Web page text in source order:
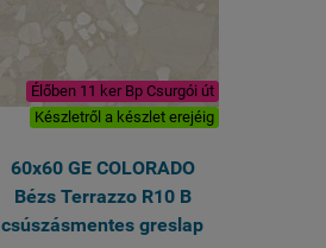
Élőben 11 ker Bp Csurgói út
Készletről a készlet erejéig
60x60 GE COLORADO
Bézs Terrazzo R10 B
csúszásmentes greslap